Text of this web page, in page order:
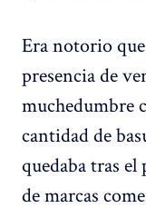
Era notorio
presencia de
muchedumbre
cantidad de
quedaba tras el
de marcas